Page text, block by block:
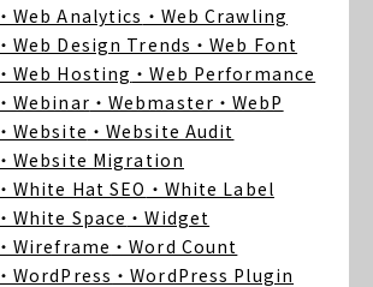
・Web Analytics ・Web Crawling
・Web Design Trends ・Web Font
・Web Hosting ・Web Performance
・Webinar ・Webmaster ・WebP
・Website ・Website Audit
・Website Migration
・White Hat SEO ・White Label
・White Space ・Widget
・Wireframe ・Word Count
・WordPress ・WordPress Plugin